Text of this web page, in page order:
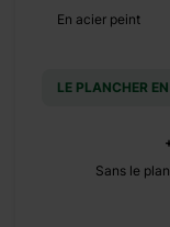
En acier peint
LE PLANCHER
Sans le
+ 149 €